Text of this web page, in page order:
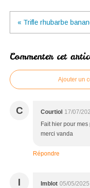
« Trifle rhubarbe
Commenter cet
Ajouter un
C Courtiol 17/07/
Fait hier pour
merci vanda
Répondre
I Imblot 05/05/2025